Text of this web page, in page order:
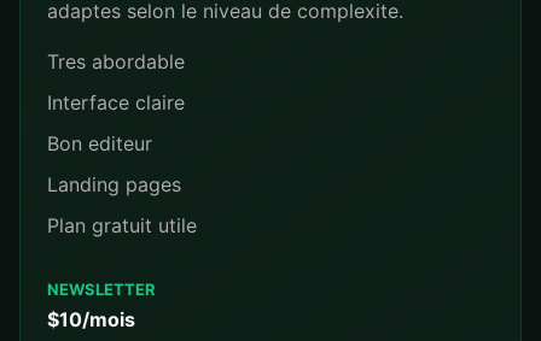
adaptes selon le niveau de complexite.
Tres abordable
Interface claire
Bon editeur
Landing pages
Plan gratuit utile
NEWSLETTER
$10/mois